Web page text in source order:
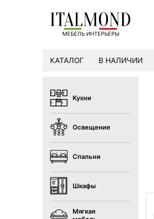
МЕБЕЛЬ ИНТЕРЬЕРЫ
КАТАЛОГ В НАЛИЧИИ
Кухни
Освещение
Спальни
Шкафы
Мягкая